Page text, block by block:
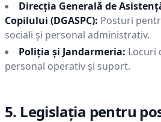
Direcția Generală de
Copilului (DGASPC): Posturi
sociali și personal administrativ.
Poliția și Jandarmeria: Locuri
personal operativ și suport.
5. Legislația pentru